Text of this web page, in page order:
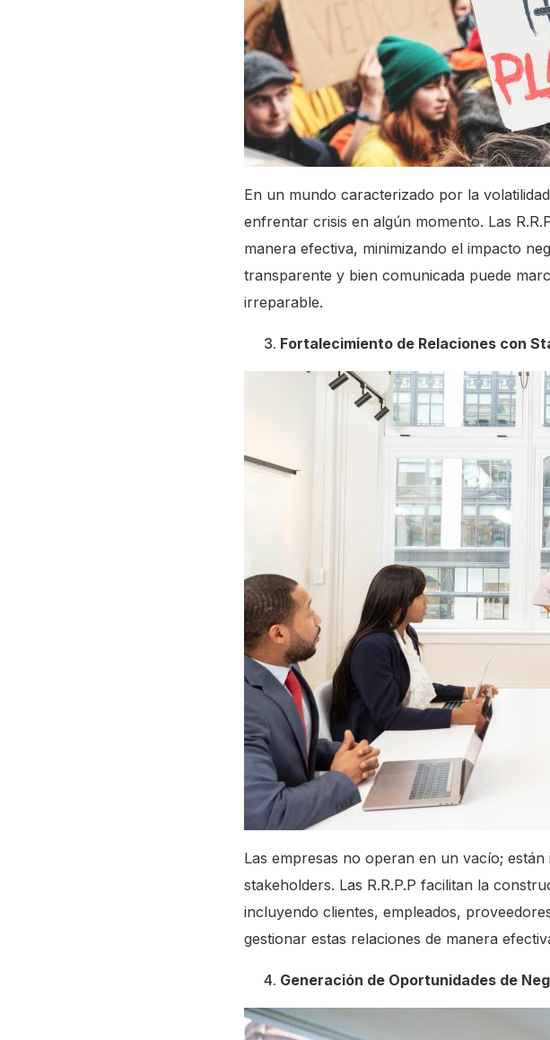
En un mundo caracterizado por la
enfrentar crisis en algún momento. Las
manera efectiva, minimizando el impacto
transparente y bien comunicada puede
irreparable.
Fortalecimiento de Relaciones con
Las empresas no operan en un vacío;
stakeholders. Las R.R.P.P facilitan la
incluyendo clientes, empleados,
gestionar estas relaciones de manera
Generación de Oportunidades de